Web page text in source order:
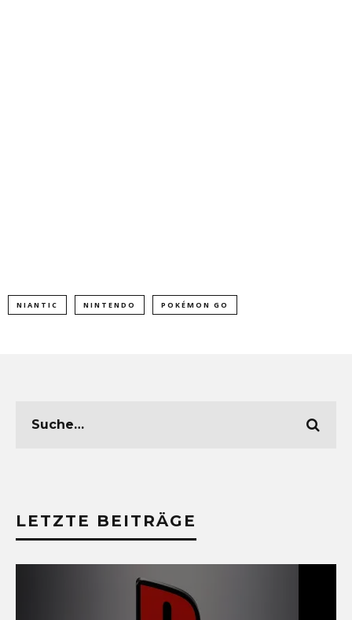
NIANTIC NINTENDO POKÉMON GO
LETZTE BEITRÄGE